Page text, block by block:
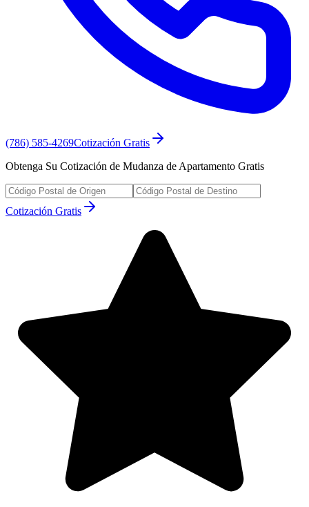
(786) 585-4269Cotización Gratis
Obtenga Su Cotización de Mudanza de Apartamento Gratis
Cotización Gratis